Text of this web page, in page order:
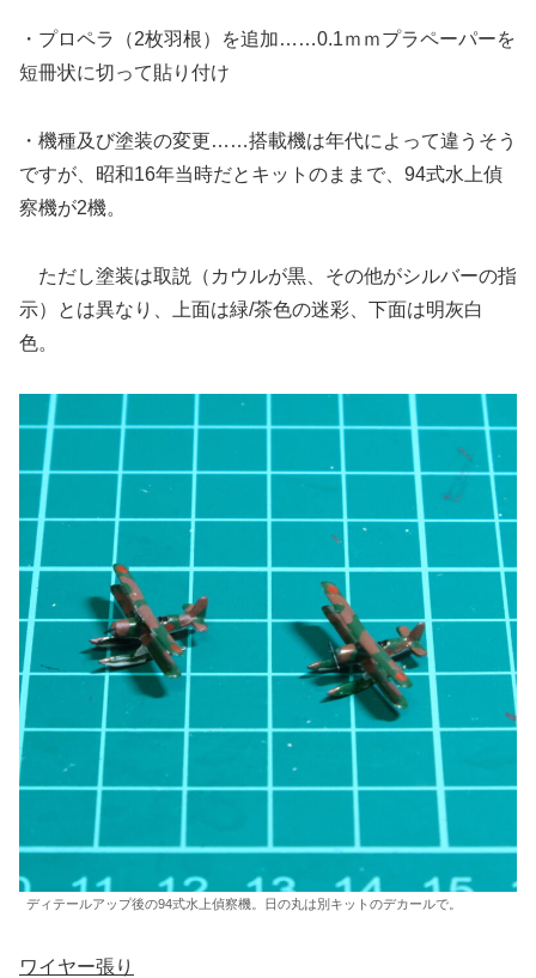
・プロペラ（2枚羽根）を追加……0.1ｍｍプラペーパーを
短冊状に切って貼り付け
・機種及び塗装の変更……搭載機は年代によって違うそう
ですが、昭和16年当時だとキットのままで、94式水上偵
察機が2機。
ただし塗装は取説（カウルが黒、その他がシルバーの指
示）とは異なり、上面は緑/茶色の迷彩、下面は明灰白
色。
ディテールアップ後の94式水上偵察機。日の丸は別キットのデカールで。
ワイヤー張り